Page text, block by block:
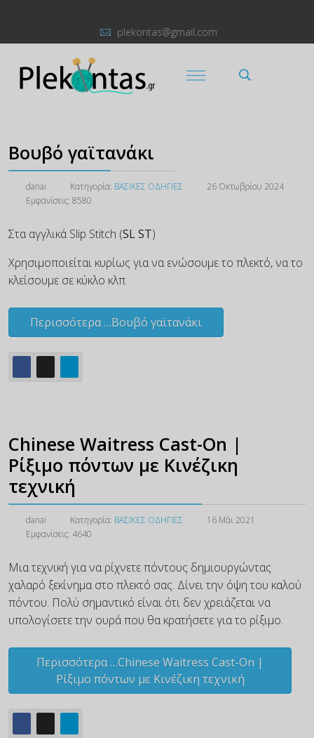
plekontas@gmail.com
Βουβό γαϊτανάκι
danai Κατηγορία: ΒΑΣΙΚΕΣ ΟΔΗΓΙΕΣ
26 Οκτωβρίου 2024
Εμφανίσεις: 8580
Στα αγγλικά Slip Stitch (SL ST)
Χρησιμοποιείται κυρίως για να ενώσουμε το πλεκτό, να το
κλείσουμε σε κύκλο κλπ
Περισσότερα …Βουβό γαϊτανάκι
Chinese Waitress Cast-On |
Ρίξιμο πόντων με Κινέζικη
τεχνική
danai Κατηγορία: ΒΑΣΙΚΕΣ ΟΔΗΓΙΕΣ
16 Μάι 2021
Εμφανίσεις: 4640
Μια τεχνική για να ρίχνετε πόντους δημιουργώντας
χαλαρό ξεκίνημα στο πλεκτό σας. Δίνει την όψη του καλού
πόντου. Πολύ σημαντικό είναι ότι δεν χρειάζεται να
υπολογίσετε την ουρά που θα κρατήσετε για το ρίξιμο.
Περισσότερα …Chinese Waitress Cast-On |
Ρίξιμο πόντων με Κινέζικη τεχνική